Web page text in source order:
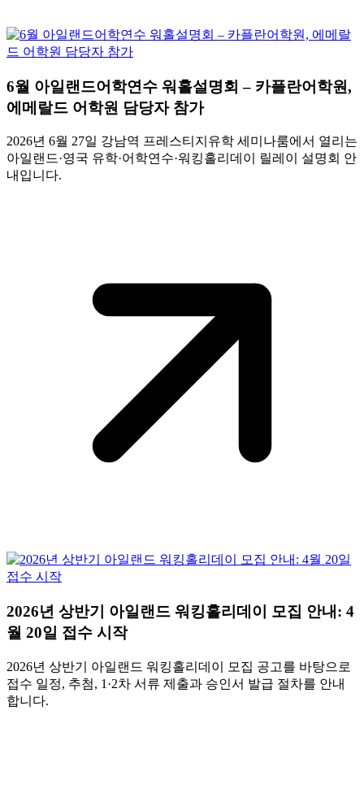
6월 아일랜드어학연수 워홀설명회 – 카플란어학원,
에메랄드 어학원 담당자 참가
2026년 6월 27일 강남역 프레스티지유학 세미나룸에서 열리는
아일랜드·영국 유학·어학연수·워킹홀리데이 릴레이 설명회 안
내입니다.
2026년 상반기 아일랜드 워킹홀리데이 모집 안내: 4
월 20일 접수 시작
2026년 상반기 아일랜드 워킹홀리데이 모집 공고를 바탕으로
접수 일정, 추첨, 1·2차 서류 제출과 승인서 발급 절차를 안내
합니다.